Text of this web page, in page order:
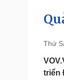
Tổ
Pháp
Thứ
triển